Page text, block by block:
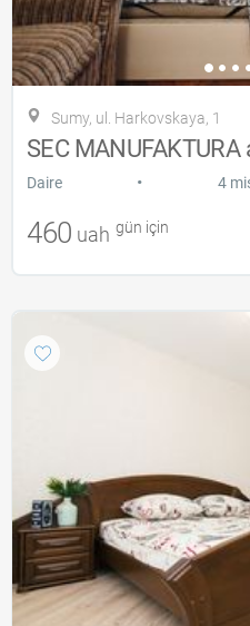
Sumy, ul. Harkovskaya, 1
Daire • 4
460 uah gün için